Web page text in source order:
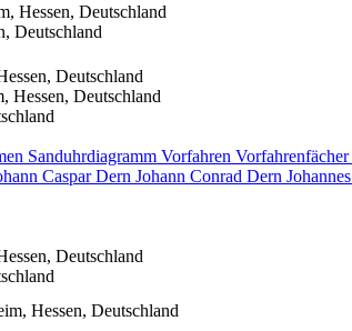
Hessen, Deutschland
Deutschland
Deutschland
Hessen, Deutschland
Sanduhrdiagramm Vorfahren Vorfahrenfächer
CasparDern Johann Conrad Dern Johannes
Deutschland
Hessen, Deutschland